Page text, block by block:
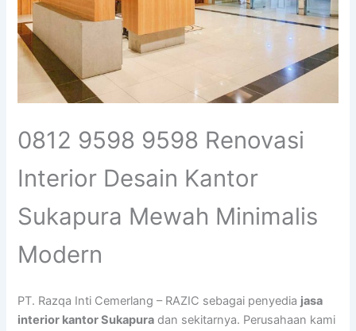
0812 9598 9598 Renovasi
Interior Desain Kantor
Sukapura Mewah Minimalis
Modern
PT. Razqa Inti Cemerlang – RAZIC sebagai penyedia jasa
interior kantor Sukapura dan sekitarnya. Perusahaan kami